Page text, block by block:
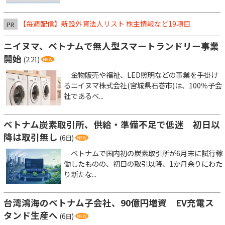
PR 【毎週配信】新設外資法人リスト 株主情報など19項目
ニイヌマ、ベトナムで無人型スマートランドリー事業
開始 (2:21)
金物販売や福祉、LED照明などの事業を手掛け
るニイヌマ株式会社(宮城県石巻市)は、100％子会
社であるベ...
ベトナム炭素取引所、供給・準備不足で低迷 初日以
降は取引無し (6日)
ベトナムで国内初の炭素取引所が6月末に試行稼
働したものの、初日の取引以降、1か月余りにわた
り新たな...
台湾鴻海のベトナム子会社、90億円増資 EV充電ス
タンド生産へ (6日)